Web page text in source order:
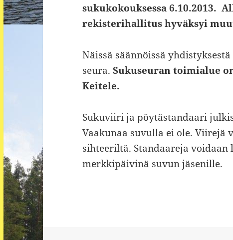
sukukokouksessa 6.10.2013.
rekisterihallitus hyväksyi
Näissä säännöissä
seura.Sukuseuran toimialue
Keitele.
Sukuviiri ja pöytästandaari
Vaakunaa suvulla ei ole. Viirejä
sihteeriltä. Standaareja
merkkipäivinä suvun jäsenille.